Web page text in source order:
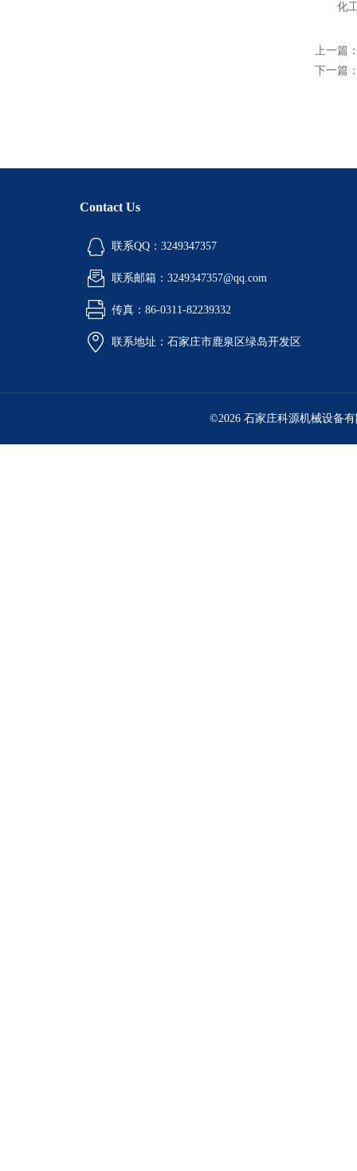
化工
上一篇
下一篇
Contact Us
联系QQ：3249347357
联系邮箱：3249347357@qq.com
传真：86-0311-82239332
联系地址：石家庄市鹿泉区绿岛开发区
©2026 石家庄科源机械设备